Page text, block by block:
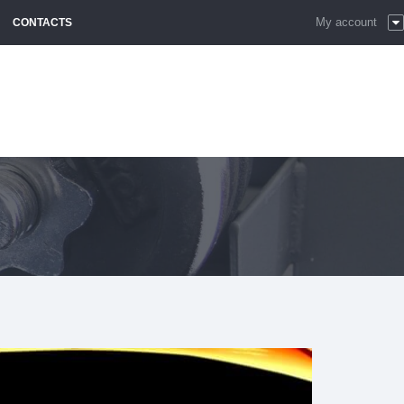
CONTACTS My account